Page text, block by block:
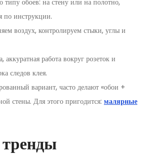
обоев: на стену или на полотно,
по инструкции.
воздух, контролируем стыки, углы и
аккуратная работа вокруг розеток и
следов клея.
вариант, часто делают «обои +
стены. Для этого пригодится: малярные